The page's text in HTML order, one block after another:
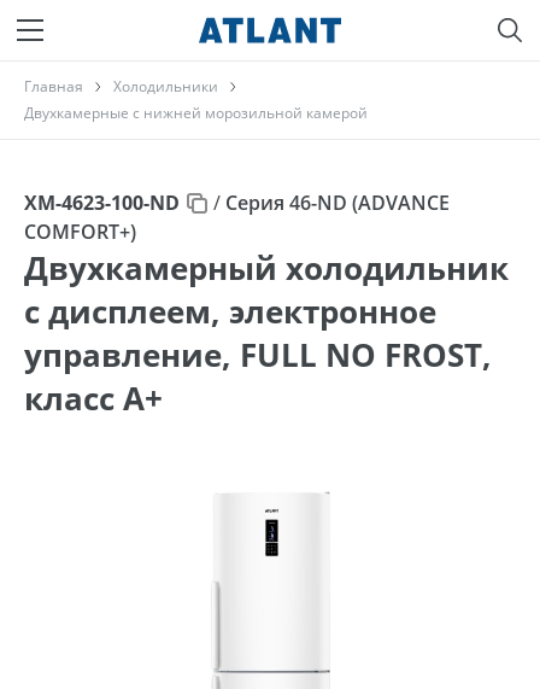
Главная
Холодильники
Двухкамерные с нижней морозильной камерой
ХМ-4623-100-ND / Серия 46-ND (ADVANCE
COMFORT+)
Двухкамерный холодильник
с дисплеем, электронное
управление, FULL NO FROST,
класс A+